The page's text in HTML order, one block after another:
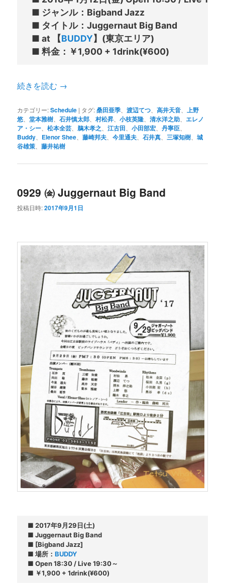
■ ジャンル：Bigband Jazz
■ タイトル：Juggernaut Big Band
■ at 【BUDDY】(東京エリア)
続きを読む →
カテゴリー:Schedule | タグ:桑田亜季 、渡辺てつ 、高井天音
上野
悠 、堂本雅樹 、石井慎太郎 、村松昇 、小枝英隆 、清水洋之助
エレノ
ア・シー 、松本全芸 鵜木孝之 、江古田 、小田部宏 、丹寧臣
Buddy Elenor Shee 、藤崎邦夫 、今里通夫 、石井真 三塚知樹 、城
谷雄策 、藤井祐樹
0929 ㈮ Juggernaut Big Band
投稿日時:2017年9月1日
■ 2017年9月29日(土)
■ Juggernaut Big Band
■ [Bigband Jazz]
■ 場所：BUDDY
■ Open 18:30 / Live 19:30～
■ ￥1,900 + 1drink(¥600)